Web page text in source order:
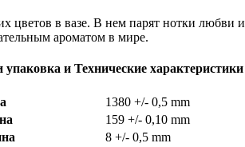
цветов в вазе. В нем парят нотки
ароматом в мире.
и Технические характеристики
1380 +/- 0,5 mm
159 +/- 0,10 mm
8 +/- 0,5 mm